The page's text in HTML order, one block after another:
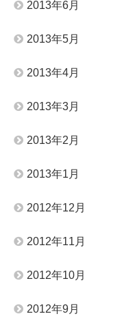
2013年6月
2013年5月
2013年4月
2013年3月
2013年2月
2013年1月
2012年12月
2012年11月
2012年10月
2012年9月